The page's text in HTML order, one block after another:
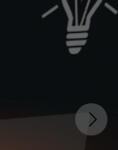
Next